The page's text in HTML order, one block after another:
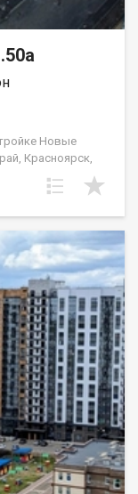
Новые
Красноярск,
Малая
квартиры
и взрослых. Для
открытых
до ТРЦ
любой расчёт.